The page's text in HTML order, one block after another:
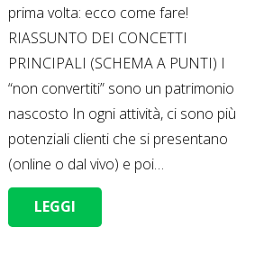
prima volta: ecco come fare!
RIASSUNTO DEI CONCETTI
PRINCIPALI (SCHEMA A PUNTI) I
“non convertiti” sono un patrimonio
nascosto In ogni attività, ci sono più
potenziali clienti che si presentano
(online o dal vivo) e poi…
LEGGI